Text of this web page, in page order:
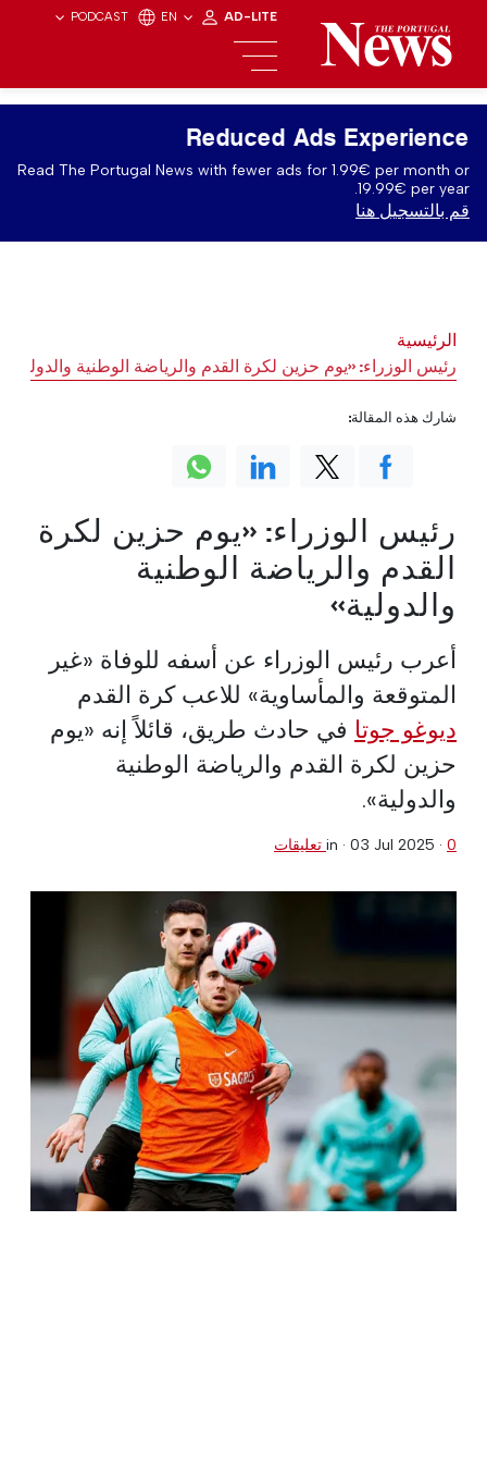
PODCAST EN AD-LITE
Reduced Ads Experience
Read The Portugal News with fewer ads for 1.99€ per month or
19.99€ per year.
قم بالتسجيل هنا
الرئيسية
رئيس الوزراء: «يوم حزين لكرة القدم والرياضة الوطنية والدولية»
رئيس الوزراء: «يوم حزين لكرة
القدم والرياضة الوطنية
والدولية»
أعرب رئيس الوزراء عن أسفه للوفاة «غير
المتوقعة والمأساوية» للاعب كرة القدم
ديوغو جوتا في حادث طريق، قائلاً إنه «يوم
حزين لكرة القدم والرياضة الوطنية
والدولية».
in · 03 Jul 2025 · 0 تعليقات
شارك هذه المقالة: